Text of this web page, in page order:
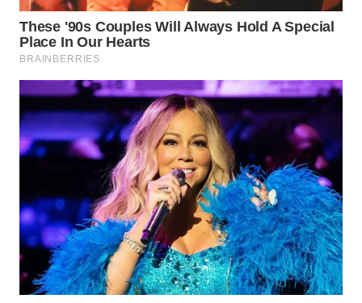
WN
BINTAN
MANDALIKA
WN
LIKUPANG
WN
LABUANBAJO
WN
BORNEO